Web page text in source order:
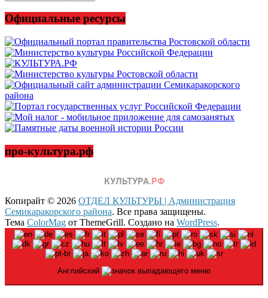
Официальные ресурсы
про-культура.рф
Копирайт © 2026 ОТДЕЛ КУЛЬТУРЫ | Администрация
Семикаракорского района. Все права защищены.
Тема ColorMag от ThemeGrill. Создано на WordPress.
Английский